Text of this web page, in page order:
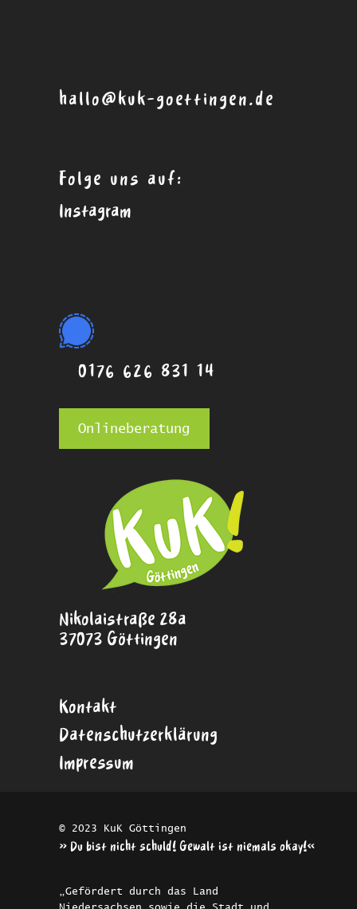
hallo@kuk-goettingen.de
Folge uns auf:
Instagram
0176 626 831 14
Onlineberatung
Nikolaistraße 28a
37073 Göttingen
Kontakt
Datenschutzerklärung
Impressum
© 2023 KuK Göttingen
»Du bist nicht schuld! Gewalt ist niemals okay!«
„Gefördert durch das Land
Niedersachsen sowie die Stadt und